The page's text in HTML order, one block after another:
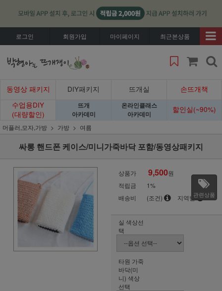
로그인 회원가입 마이페이지 최근본상품
동영상 패키지 DIY패키지 뜨개실
손뜨개책
수업용DIY
(대량할인)
뜨개
아카데미
온라인클래스
아카데미
할인실(~90%)
머플러,모자,가방 가방 여름
싸롱 핸드폰 케이스/미니가죽바닥 포함/동영상패키지
상품가 9,500원
적립금
1%
배송비
(조건) 지역별관련상품
실 색상선
택
타원 가죽
바닥(미
니) 색상
선택